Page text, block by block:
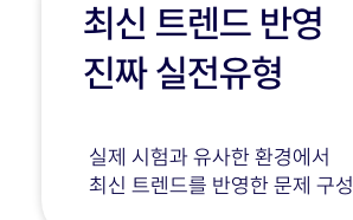
최신 트렌드 반영
진짜 실전유형
실제 시험과 유사한 환경에서
최신 트렌드를 반영한 문제 구성